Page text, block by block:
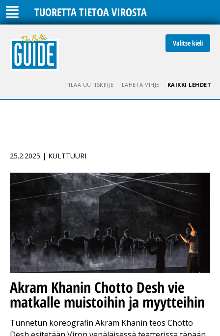
TUORETTA TIETOA VIROSTA
Valitse kieli
TILAA UUTISKIRJE LÄHETÄ VIHJE KAIKKI LEHDET
25.2.2025 | KULTTUURI
Akram Khanin Chotto Desh vie
matkalle muistoihin ja myytteihin
Tunnetun koreografin Akram Khanin teos Chotto